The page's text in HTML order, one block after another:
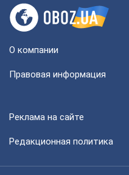
О компании
Правовая информация
Реклама на сайте
Редакционная политика